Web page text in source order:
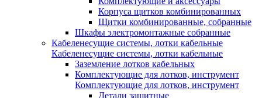
Корпуса щитков комбинированных
Щитки комбинированные, собранные
Шкафы электромонтажные собранные
Кабеленесущие системы, лотки кабельные
Кабеленесущие системы, лотки кабельные
Заземление лотков кабельных
Комплектующие для лотков, инструмент
Комплектующие для лотков, инструмент
Детали защитные